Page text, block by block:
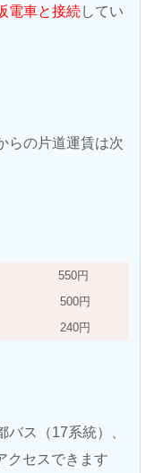
電車と接続してい
らの片道運賃は次
550円
500円
240円
ス（17系統）、
クセスできます